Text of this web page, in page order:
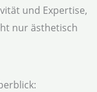
und Expertise,
nur ästhetisch